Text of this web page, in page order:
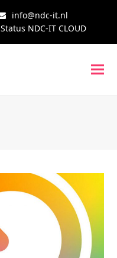
info@ndc-it.nl
Status NDC-IT CLOUD